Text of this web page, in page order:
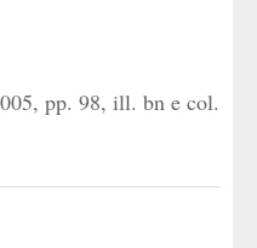
pp. 98, ill. bn e col.